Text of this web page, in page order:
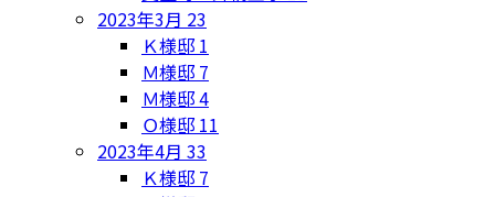
2023年3月 23
Ｋ様邸 1
Ｍ様邸 7
Ｍ様邸4
Ｏ様邸 11
2023年4月 33
Ｋ様邸 7